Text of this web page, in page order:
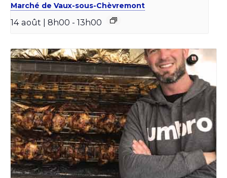
Marché de Vaux-sous-Chèvremont
14 août | 8h00 - 13h00